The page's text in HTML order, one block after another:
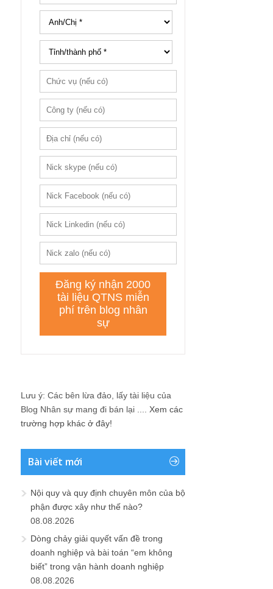
Lưu ý: Các bên lừa đảo, lấy tài liệu của
Blog Nhân sự mang đi bán lại .... Xem các
trường hợp khác ở đây!
Bài viết mới
Nội quy và quy định chuyên môn của bộ
phận được xây như thế nào?
08.08.2026
Dòng chảy giải quyết vấn đề trong
doanh nghiệp và bài toán “em không
biết” trong vận hành doanh nghiệp
08.08.2026